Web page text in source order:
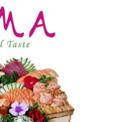
Lda
32
- PORTUGAL